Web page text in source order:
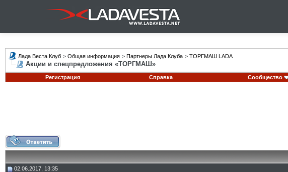
Лада Веста Клуб > Общая информация > Партнеры Лада Клуба > ТОРГМАШ LADA
Акции и спецпредложения «ТОРГМАШ»
Регистрация
Справка Сообщество
02.06.2017, 13:35